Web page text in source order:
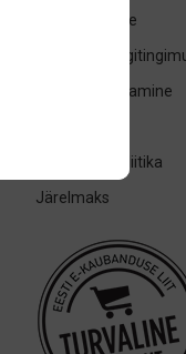
Tagasta toode
Ostu- ja
Kauba tagastamine
Privaatsuspoliitika
Järelmaks